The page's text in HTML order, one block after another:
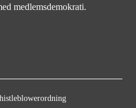
medlemsdemokrati.